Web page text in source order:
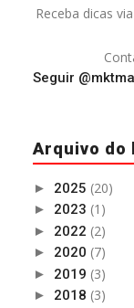
Receba dicas
Seguir
Arquivo do
► 2025 (20)
► 2023 (1)
► 2022 (2)
► 2020 (7)
► 2019 (3)
► 2018 (3)